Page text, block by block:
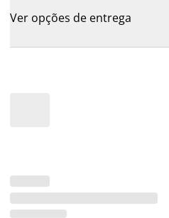
Ver opções de entrega